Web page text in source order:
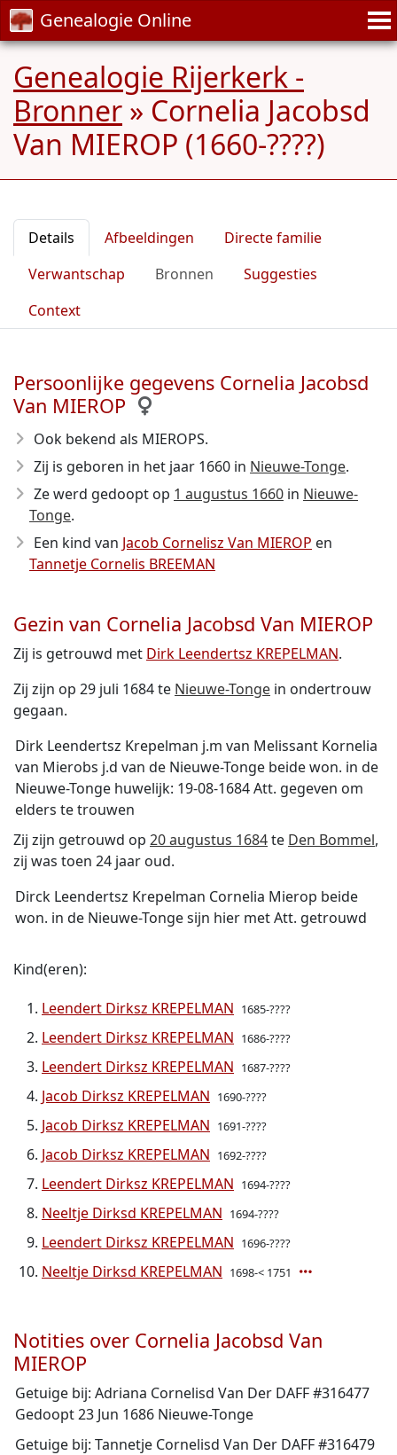
Genealogie Online
Genealogie Rijerkerk -
Bronner » Cornelia Jacobsd
Van MIEROP (1660-????)
Details Afbeeldingen
Directe familie
Verwantschap
Bronnen
Suggesties
Context
Persoonlijke gegevens Cornelia Jacobsd
Van MIEROP
Ook bekend als MIEROPS.
Zij is geboren in het jaar 1660 in Nieuwe-Tonge.
Ze werd gedoopt op 1 augustus 1660 in Nieuwe-
Tonge.
Een kind van Jacob Cornelisz Van MIEROP en
Tannetje Cornelis BREEMAN
Gezin van Cornelia Jacobsd Van MIEROP
Zij is getrouwd met Dirk Leendertsz KREPELMAN.
Zij zijn op 29 juli 1684 te Nieuwe-Tonge in ondertrouw
gegaan.
Dirk Leendertsz Krepelman j.m van Melissant Kornelia
van Mierobs j.d van de Nieuwe-Tonge beide won. in de
Nieuwe-Tonge huwelijk: 19-08-1684 Att. gegeven om
elders te trouwen
Zij zijn getrouwd op 20 augustus 1684te Den Bommel,
zij was toen 24 jaar oud.
Dirck Leendertsz Krepelman Cornelia Mierop beide
won. in de Nieuwe-Tonge sijn hier met Att. getrouwd
Kind(eren):
Leendert Dirksz KREPELMAN 1685-????
Leendert Dirksz KREPELMAN 1686-????
Leendert Dirksz KREPELMAN 1687-????
Jacob Dirksz KREPELMAN 1690-????
Jacob Dirksz KREPELMAN 1691-????
Jacob Dirksz KREPELMAN 1692-????
Leendert Dirksz KREPELMAN 1694-????
Neeltje Dirksd KREPELMAN 1694-????
Leendert Dirksz KREPELMAN 1696-????
Neeltje Dirksd KREPELMAN 1698-< 1751
Notities over Cornelia Jacobsd Van
MIEROP
Getuige bij: Adriana Cornelisd Van Der DAFF #316477
Gedoopt 23 Jun 1686 Nieuwe-Tonge
Getuige bij: Tannetje Cornelisd Van Der DAFF #316479